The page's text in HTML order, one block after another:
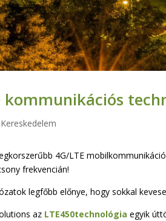
kommunikációs
Kereskedelem
4G/LTE
frekvencián!
legfőbb előnye, hogy sokkal
az LTE450technológia egyik